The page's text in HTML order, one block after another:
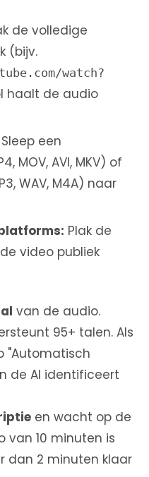
de volledige
(bijv.
watch?
haalt de audio
Sleep een
MOV, AVI, MKV) of
WAV, M4A) naar
Plak de
video publiek
van de audio.
95+ talen. Als
"Automatisch
de AI identificeert
en wacht op de
van 10 minuten is
dan 2 minuten klaar